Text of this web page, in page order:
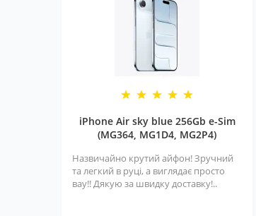
iPhone Air sky blue 256Gb e-Sim
(MG364, MG1D4, MG2P4)
Назвичайно крутий айфон! Зручний
та легкий в руці, а виглядає просто
вау!! Дякую за швидку доставку!..